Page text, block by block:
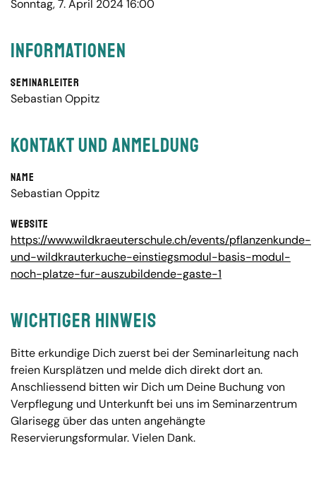
Sonntag, 7. April 2024 16:00
Informationen
Seminarleiter
Sebastian Oppitz
Kontakt und Anmeldung
Name
Sebastian Oppitz
Website
https://www.wildkraeuterschule.ch/events/pflanzenkunde-
und-wildkrauterkuche-einstiegsmodul-basis-modul-
noch-platze-fur-auszubildende-gaste-1
Wichtiger Hinweis
Bitte erkundige Dich zuerst bei der Seminarleitung nach
freien Kursplätzen und melde dich direkt dort an.
Anschliessend bitten wir Dich um Deine Buchung von
Verpflegung und Unterkunft bei uns im Seminarzentrum
Glarisegg über das unten angehängte
Reservierungsformular. Vielen Dank.